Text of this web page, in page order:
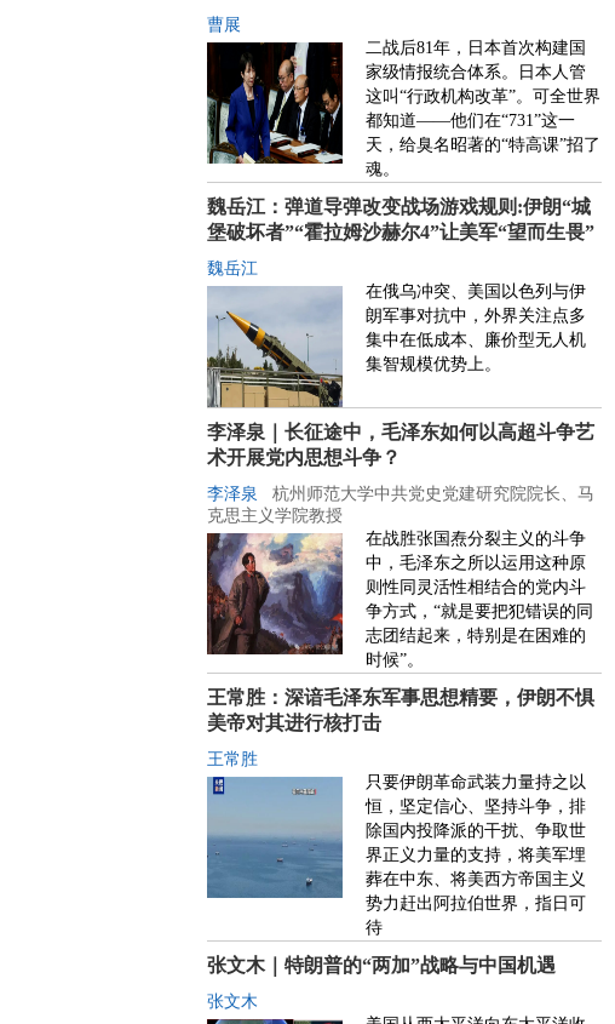
曹展
二战后81年，日本首次构建国
家级情报统合体系。日本人管
这叫“行政机构改革”。可全世界
都知道——他们在“731”这一
天，给臭名昭著的“特高课”招了
魂。
魏岳江：弹道导弹改变战场游戏规则:伊朗“城
堡破坏者”“霍拉姆沙赫尔4”让美军“望而生畏”
魏岳江
在俄乌冲突、美国以色列与伊
朗军事对抗中，外界关注点多
集中在低成本、廉价型无人机
集智规模优势上。
李泽泉｜长征途中，毛泽东如何以高超斗争艺
术开展党内思想斗争？
李泽泉
杭州师范大学中共党史党建研究院院长、马
克思主义学院教授
在战胜张国焘分裂主义的斗争
中，毛泽东之所以运用这种原
则性同灵活性相结合的党内斗
争方式，“就是要把犯错误的同
志团结起来，特别是在困难的
时候”。
王常胜：深谙毛泽东军事思想精要，伊朗不惧
美帝对其进行核打击
王常胜
只要伊朗革命武装力量持之以
恒，坚定信心、坚持斗争，排
除国内投降派的干扰、争取世
界正义力量的支持，将美军埋
葬在中东、将美西方帝国主义
势力赶出阿拉伯世界，指日可
待
张文木｜特朗普的“两加”战略与中国机遇
张文木